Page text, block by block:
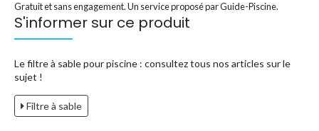
Gratuit et sans engagement. Un service proposé par Guide-Piscine.
S'informer sur ce produit
Le filtre à sable pour piscine : consultez tous nos articles sur le
sujet !
Filtre à sable